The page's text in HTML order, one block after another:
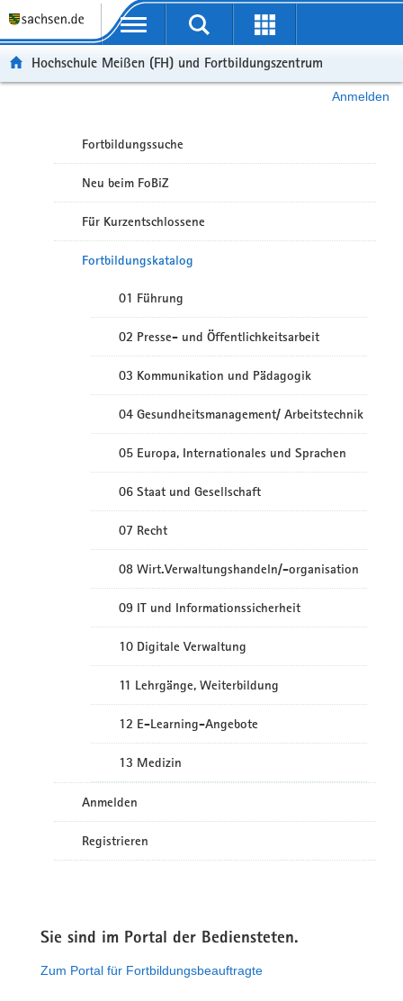
Portalübergreifende Navigation
Hochschule Meißen (FH) und Fortbildungszentrum
Anmelden
Fortbildungssuche
Neu beim FoBiZ
Für Kurzentschlossene
Fortbildungskatalog
01 Führung
02 Presse- und Öffentlichkeitsarbeit
03 Kommunikation und Pädagogik
04 Gesundheitsmanagement/ Arbeitstechnik
05 Europa, Internationales und Sprachen
06 Staat und Gesellschaft
07 Recht
08 Wirt.Verwaltungshandeln/-organisation
09 IT und Informationssicherheit
10 Digitale Verwaltung
11 Lehrgänge, Weiterbildung
12 E-Learning-Angebote
13 Medizin
Anmelden
Registrieren
Sie sind im Portal der Bediensteten.
Zum Portal für Fortbildungsbeauftragte